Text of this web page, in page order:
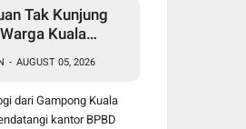
Tak Kunjung
Kuala
di Kantor BPBD
- AUGUST 05, 2026
dari Gampong Kuala
kantor BPBD